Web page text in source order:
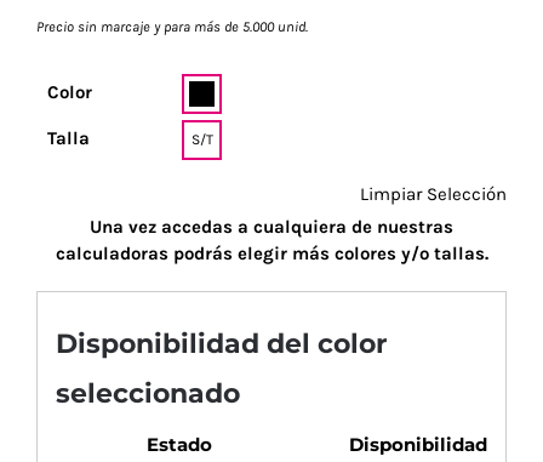
Precio sin marcaje y para más de 5.000 unid.
Color
Talla S/T
Limpiar Selección
Una vez accedas a cualquiera de nuestras
calculadoras podrás elegir más colores y/o tallas.
Disponibilidad del color
seleccionado
Estado Disponibilidad